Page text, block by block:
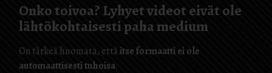
Onko toivoa? Lyhyet videot eivät ole
lähtökohtaisesti paha medium
On tärkeä huomata, ettäitse formaatti ei ole
automaattisesti tuhoisa.